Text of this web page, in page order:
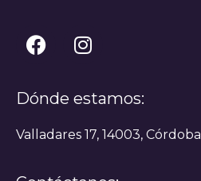
Dónde estamos:
Valladares 17, 14003, Córdoba